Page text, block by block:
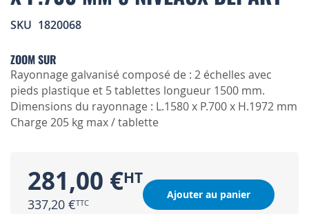
images
SKU 1820068
ZOOM SUR
Rayonnage galvanisé composé de : 2 échelles avec
pieds plastique et 5 tablettes longueur 1500 mm.
Dimensions du rayonnage : L.1580 x P.700 x H.1972 mm
Charge 205 kg max / tablette
281,00 €
337,20 €
Ajouter au panier